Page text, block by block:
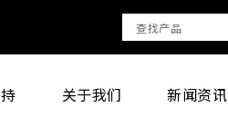
关于我们 新闻资讯